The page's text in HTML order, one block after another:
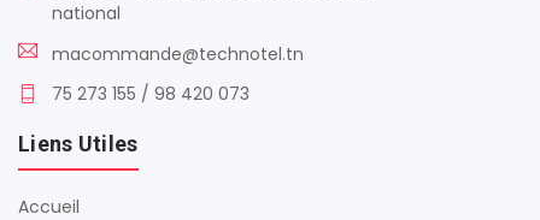
national
macommande@technotel.tn
75 273 155 / 98 420 073
Liens Utiles
Accueil